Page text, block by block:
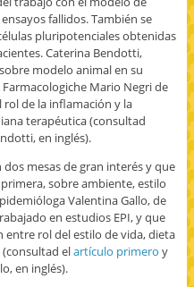
fallidos. También se
pluripotenciales obtenidas
Caterina Bendotti,
modelo animal en su
Mario Negri de
de la inflamación y la
terapéutica (consultad
en inglés).
mesas de gran interés y que
sobre ambiente, estilo
Valentina Gallo, de
en estudios EPI, y que
entre rol del estilo de vida, dieta
elartículo primero y
en inglés).